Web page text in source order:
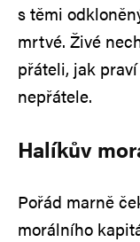
s těmi
mrtvé. Živé
přáteli, jak
nepřátele.
Halíkův
Pořád marně
morálního